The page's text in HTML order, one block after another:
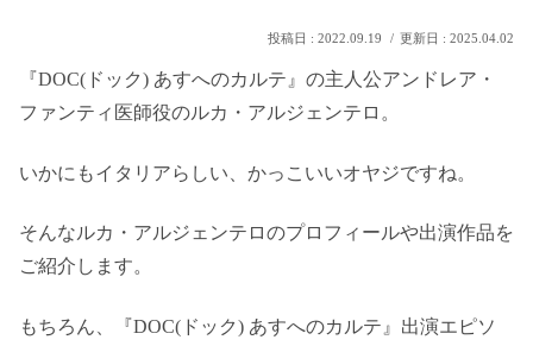
2022.09.19 2025.04.02
『DOC(ドック) あすへのカルテ』の主人公アンドレア・
ファンティ医師役のルカ・アルジェンテロ。
いかにもイタリアらしい、かっこいいオヤジですね。
そんなルカ・アルジェンテロのプロフィールや出演作品を
ご紹介します。
もちろん、『DOC(ドック) あすへのカルテ』出演エピソ